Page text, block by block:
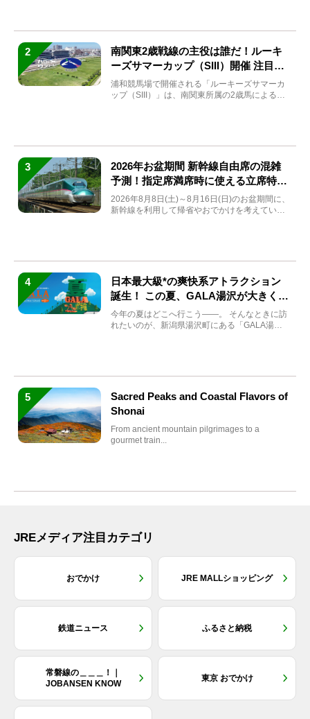
2
南関東2歳戦線の主役は誰だ！ルーキ
ーズサマーカップ（SIII）開催 注目馬
と見どころをチェック
浦和競馬場で開催される「ルーキーズサマーカ
ップ（SIII）」は、南関東所属の2歳馬による注
3
2026年お盆期間 新幹線自由席の混雑
予測！指定席満席時に使える立席特急
券も解説
2026年8月8日(土)～8月16日(日)のお盆期間に、
新幹線を利用して帰省やおでかけを考えている
4
日本最大級*の爽快系アトラクション
誕生！ この夏、GALA湯沢が大きく生
まれ変わる
今年の夏はどこへ行こう――。 そんなときに訪
れたいのが、新潟県湯沢町にある「GALA湯
5
Sacred Peaks and Coastal Flavors of
Shonai
From ancient mountain pilgrimages to a
gourmet train...
JREメディア注目カテゴリ
おでかけ JRE MALLショッピング
鉄道ニュース ふるさと納税
常磐線の＿＿＿！｜
JOBANSEN KNOW
東京 おでかけ